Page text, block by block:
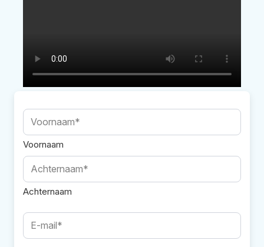
Voornaam
Achternaam